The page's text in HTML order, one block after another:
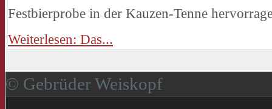
Festbierprobe in der Kauzen-Tenne
Weiterlesen: Das...
© Gebrüder Weiskopf